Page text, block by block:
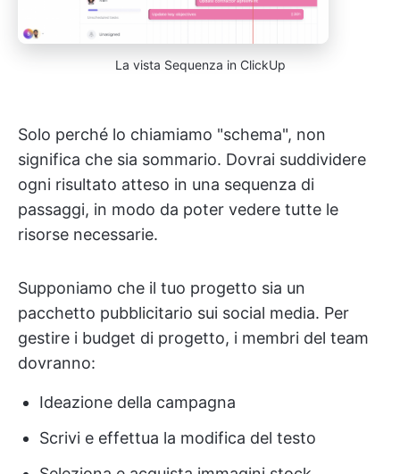
La vista Sequenza in ClickUp
Solo perché lo chiamiamo "schema", non
significa che sia sommario. Dovrai suddividere
ogni risultato atteso in una sequenza di
passaggi, in modo da poter vedere tutte le
risorse necessarie.
Supponiamo che il tuo progetto sia un
pacchetto pubblicitario sui social media. Per
gestire i budget di progetto, i membri del team
dovranno:
Ideazione della campagna
Scrivi e effettua la modifica del testo